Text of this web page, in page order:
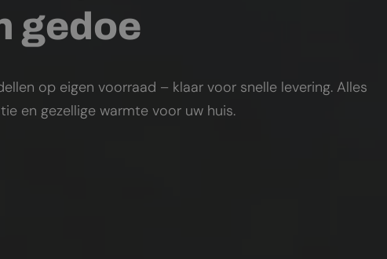
gedoe
op eigen voorraad – klaar voor snelle levering. Alles
en gezellige warmte voor uw huis.